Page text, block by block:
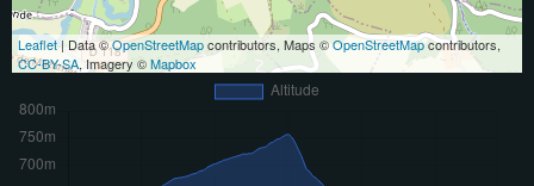
Leaflet | Data ©OpenStreetMapcontributors, Maps ©OpenStreetMapcontributors,
CC-BY-SA, Imagery ©Mapbox